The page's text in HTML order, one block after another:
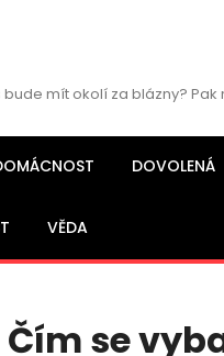
bude mít okolí za blázny?
DOVOLENÁ
VĚDA
Čím se